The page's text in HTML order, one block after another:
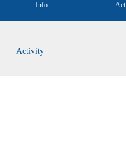
Info
Activity